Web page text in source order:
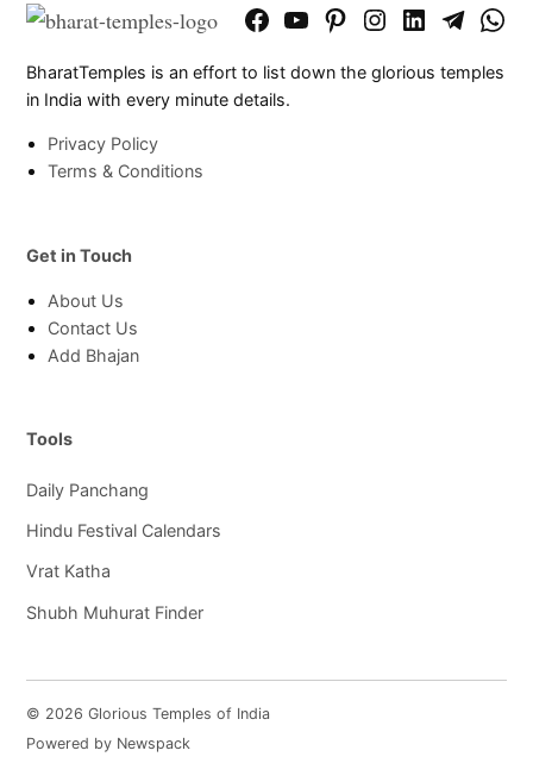
FacebookYouTubePinterestInstagram
LinkedInTelegram
BharatTemples is an effort to list down the glorious temples
in India with every minute details.
Privacy Policy
Terms & Conditions
Get in Touch
About Us
Contact Us
Add Bhajan
Tools
Daily Panchang
Hindu Festival Calendars
Vrat Katha
Shubh Muhurat Finder
© 2026 Glorious Temples of India
Powered by Newspack